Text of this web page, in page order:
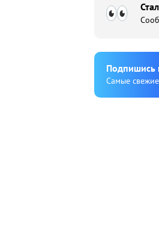
Подпишиcь
Cамые